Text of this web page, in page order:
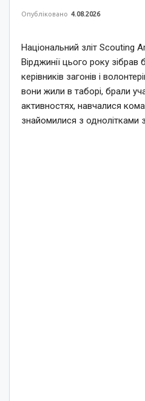
Опубліковано 4.08.2026
Національний зліт Scouting
Вірджинії цього року зібрав
керівників загонів і
вони жили в таборі, брали
активностях, навчалися
знайомилися з однолітками